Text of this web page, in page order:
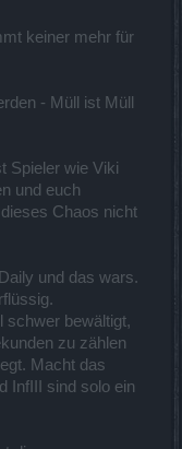
keiner mehr für
- Müll ist Müll
Spieler wie Viki
und euch
Chaos nicht
und das wars.
schwer bewältigt,
zu zählen
Macht das
InfIII sind solo ein